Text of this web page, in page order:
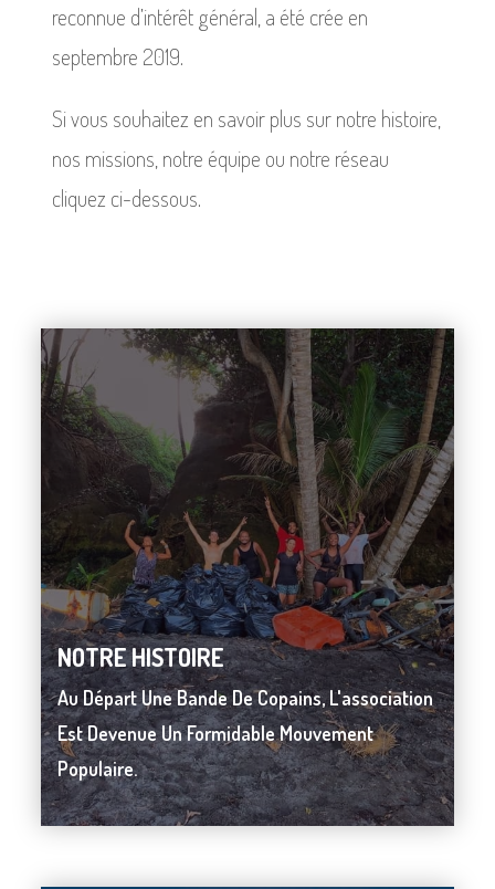
reconnue d’intérêt général, a été crée en
septembre 2019.
Si vous souhaitez en savoir plus sur notre histoire,
nos missions, notre équipe ou notre réseau
cliquez ci-dessous.
NOTRE HISTOIRE
Au Départ Une Bande De Copains, L'association
Est Devenue Un Formidable Mouvement
Populaire.
NOTRE HISTOIRE
Au Départ Une Bande De Copains, L'association
Est Devenue Un Formidable Mouvement
Populaire.